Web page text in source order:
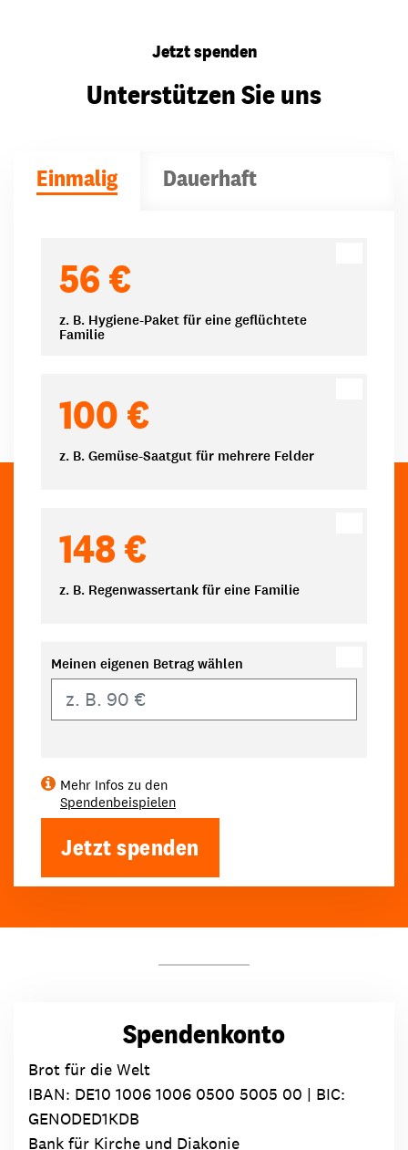
Jetzt spenden
Unterstützen Sie uns
Einmalig Dauerhaft
56 €
z. B. Hygiene-Paket für eine geflüchtete
Familie
100 €
z. B. Gemüse-Saatgut für mehrere Felder
148 €
z. B. Regenwassertank für eine Familie
Meinen eigenen Betrag wählen
Mehr Infos zu den
Spendenbeispielen
Jetzt spenden
Spendenkonto
Brot für die Welt
IBAN: DE10 1006 1006 0500 5005 00 | BIC:
GENODED1KDB
Bank für Kirche und Diakonie